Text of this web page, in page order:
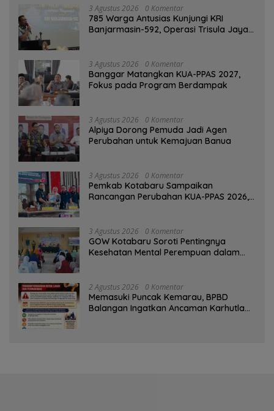
3 Agustus 2026 0 Komentar
785 Warga Antusias Kunjungi KRI
Banjarmasin-592, Operasi Trisula Jaya
3 Agustus 2026 0 Komentar
‎Banggar Matangkan KUA-PPAS 2027,
Fokus pada Program Berdampak
3 Agustus 2026 0 Komentar
‎Alpiya Dorong Pemuda Jadi Agen
Perubahan untuk Kemajuan Banua ‎
3 Agustus 2026 0 Komentar
Pemkab Kotabaru Sampaikan
Rancangan Perubahan KUA-PPAS 2026,
3 Agustus 2026 0 Komentar
GOW Kotabaru Soroti Pentingnya
Kesehatan Mental Perempuan dalam
2 Agustus 2026 0 Komentar
Memasuki Puncak Kemarau, BPBD
Balangan Ingatkan Ancaman Karhutla